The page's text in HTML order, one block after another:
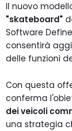
Il nuovo
"skateboard"
Software
consentirà
delle funzioni
Con questa
conferma
dei veicoli
una strategia